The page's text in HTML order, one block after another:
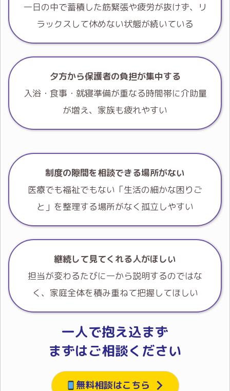
一日の中で蓄積した筋緊張や疲労が抜けず、リ
ラックスして休めない状態が続いている
夕方から保護者の負担が集中する
入浴・食事・就寝準備が重なる時間帯に介助量
が増え、家族も疲れやすい
制度の隙間を相談できる場所がない
医療でも福祉でもない「生活の細かな困りご
と」を整理する場所がなく孤立しやすい
継続して見てくれる人がほしい
担当が変わるたびに一から説明するのではな
く、家庭全体を積み重ねて把握してほしい
一人で抱え込まず
まずはご相談ください
無料相談はこちら